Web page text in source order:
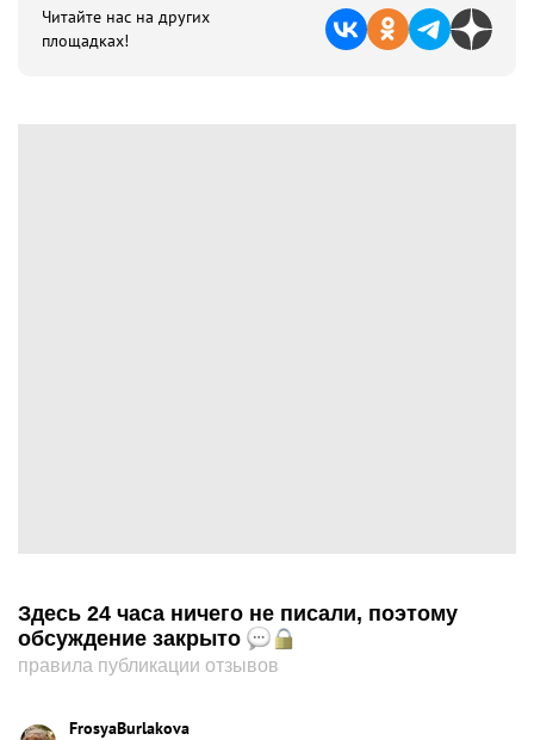
Читайте нас на других
площадках!
Здесь 24 часа ничего не писали, поэтому
обсуждение закрыто
правила публикации отзывов
FrosyaBurlakova